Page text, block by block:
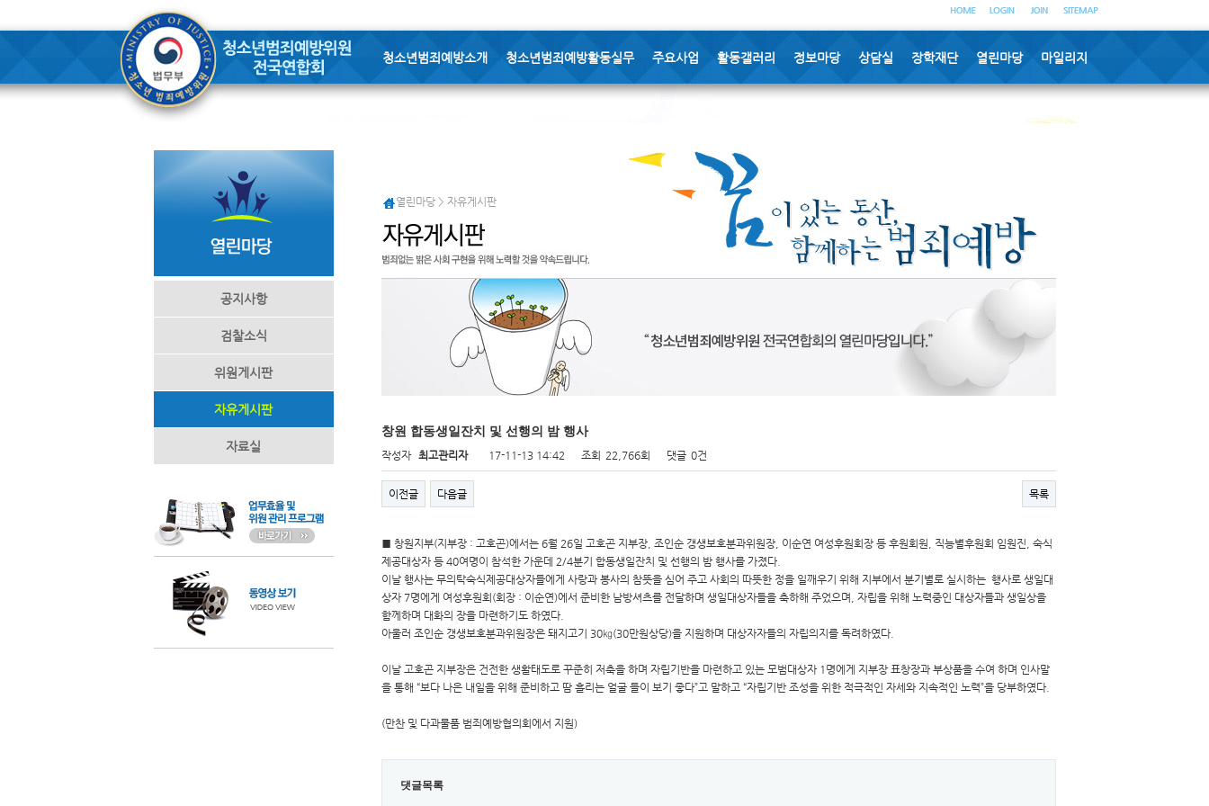
청소년범죄예방소개 청소년범죄예방활동실무 주요사업 활동갤러리 정보마당 상담실 장학재단 열린마당 마일리지
공지사항
검찰소식
위원게시판
자유게시판
자료실
열린마당 > 자유게시판
창원 합동생일잔치 및 선행의 밤 행사
작성자 최고관리자 17-11-13 14:42 조회 22,766회 댓글 0건
이전글 다음글 목록
■ 창원지부(지부장 : 고호곤)에서는 6월 26일 고호곤 지부장, 조인순 갱생보호분과위원장, 이순연 여성후원회장 등 후원회원, 직능별후원회 임원진, 숙식
제공대상자 등 40여명이 참석한 가운데 2/4분기 합동생일잔치 및 선행의 밤 행사를 가졌다.
이날 행사는 무의탁숙식제공대상자들에게 사랑과 봉사의 참뜻을 심어 주고 사회의 따뜻한 정을 일깨우기 위해 지부에서 분기별로 실시하는 행사로 생일대
상자 7명에게 여성후원회(회장 : 이순연)에서 준비한 남방셔츠를 전달하며 생일대상자들을 축하해 주었으며, 자립을 위해 노력중인 대상자들과 생일상을
함께하며 대화의 장을 마련하기도 하였다.
아울러 조인순 갱생보호분과위원장은 돼지고기 30㎏(30만원상당)을 지원하며 대상자자들의 자립의지를 독려하였다.
이날 고호곤 지부장은 건전한 생활태도로 꾸준히 저축을 하며 자립기반을 마련하고 있는 모범대상자 1명에게 지부장 표창장과 부상품을 수여 하며 인사말
을 통해 “보다 나은 내일을 위해 준비하고 땀 흘리는 얼굴 들이 보기 좋다”고 말하고 “자립기반 조성을 위한 적극적인 자세와 지속적인 노력”을 당부하였다.
(만찬 및 다과물품 범죄예방협의회에서 지원)
댓글목록